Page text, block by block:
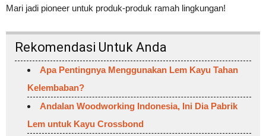
Mari jadi pioneer untuk produk-produk ramah lingkungan!
Rekomendasi Untuk Anda
Apa Pentingnya Menggunakan Lem Kayu Tahan
Kelembaban?
Andalan Woodworking Indonesia, Ini Dia Pabrik
Lem untuk Kayu Crossbond